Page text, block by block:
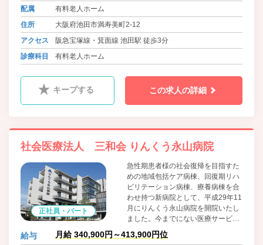
配属
有料老人ホーム
住所
大阪府池田市満寿美町2-12
アクセス
阪急宝塚線・箕面線 池田駅 徒歩3分
診療科目
有料老人ホーム
キープする この求人の詳細
社会医療法人 三和会 りんくう永山病院
正社員・パート
急性期患者様の社会復帰を目指すた
めの地域包括ケア病棟、回復期リハ
ビリテーション病棟、療養病棟を合
わせ持つ新病院として、平成29年11
月にりんくう永山病院を開院いたし
ました。今までにない医療サービス
を検討し実現、専門分野の機能性を
十分に発揮できる病院として 地域貢
給与 月給 340,900円～413,900円位